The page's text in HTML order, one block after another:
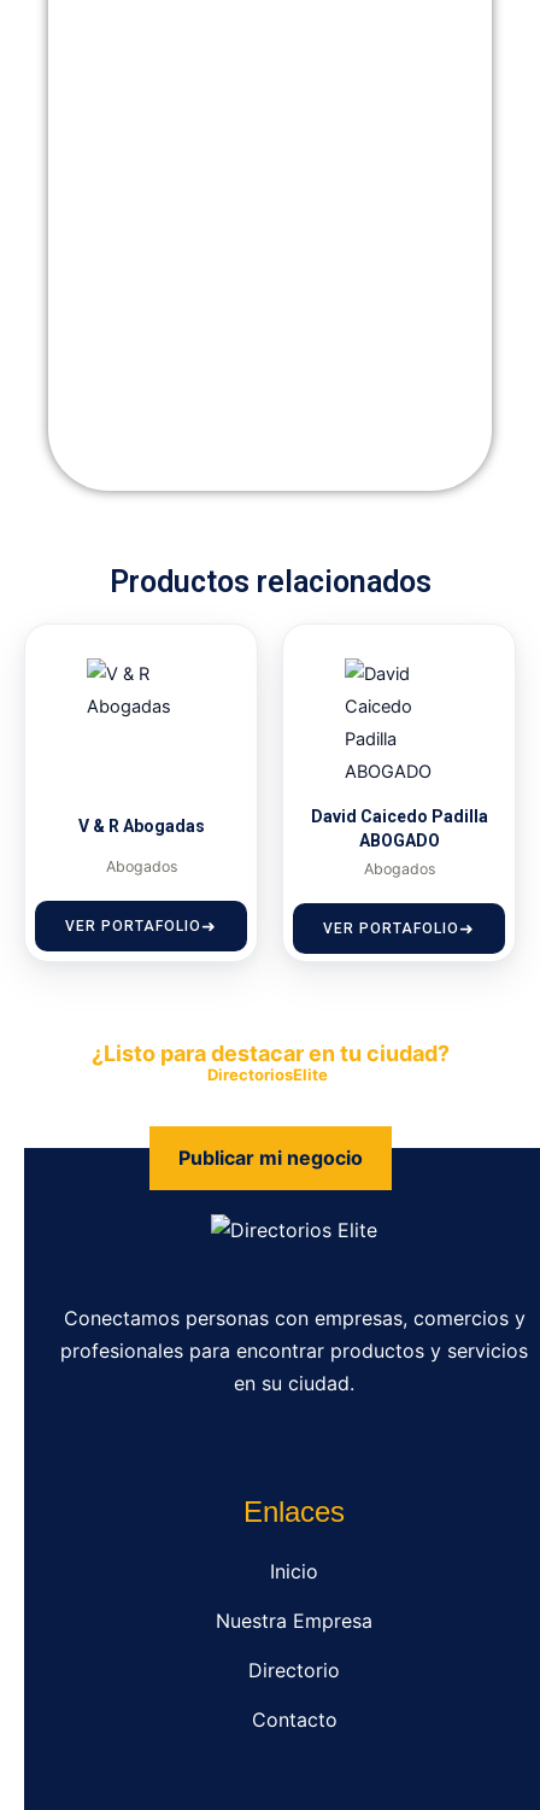
Productos relacionados
V & R Abogadas
Abogados
VER PORTAFOLIO
David Caicedo Padilla
ABOGADO
Abogados
VER PORTAFOLIO
¿Listo para destacar en tu ciudad?
DirectoriosElite
Publicar mi negocio
Conectamos personas con empresas, comercios y
profesionales para encontrar productos y servicios
en su ciudad.
Enlaces
Inicio
Nuestra Empresa
Directorio
Contacto